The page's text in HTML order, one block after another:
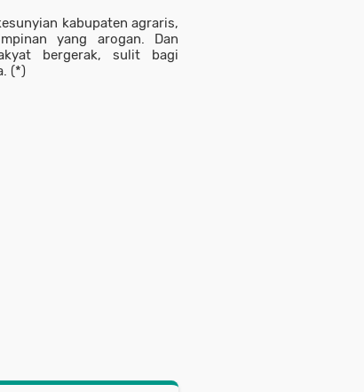
kabupaten agraris,
yang arogan. Dan
bergerak, sulit bagi
(*)